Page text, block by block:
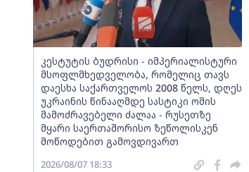
კესტუტის ბუდრისი - იმპერიალისტური
მსოფლმხედველობა, რომელიც თავს
დაესხა საქართველოს 2008 წელს, დღეს
უკრაინის წინააღმდე სასტიკი ომის
მამოძრავებელი ძალაა - რუსეთზე
მყარი საერთაშორისო ზეწოლისკენ
მოწოდებით გამოვდივართ
2026/08/07 18:33